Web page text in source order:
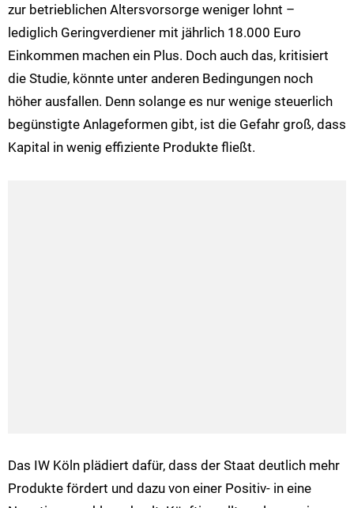
zur betrieblichen Altersvorsorge weniger lohnt –
lediglich Geringverdiener mit jährlich 18.000 Euro
Einkommen machen ein Plus. Doch auch das, kritisiert
die Studie, könnte unter anderen Bedingungen noch
höher ausfallen. Denn solange es nur wenige steuerlich
begünstigte Anlageformen gibt, ist die Gefahr groß, dass
Kapital in wenig effiziente Produkte fließt.
Das IW Köln plädiert dafür, dass der Staat deutlich mehr
Produkte fördert und dazu von einer Positiv- in eine